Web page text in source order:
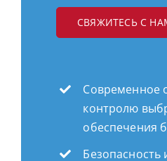
СВЯЖИТЕСЬ С
Современное
контролю
обеспечения
Безопасность